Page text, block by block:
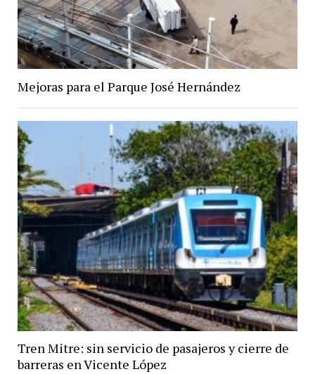
Mejoras para el Parque José Hernández
Tren Mitre: sin servicio de pasajeros y cierre de
barreras en Vicente López